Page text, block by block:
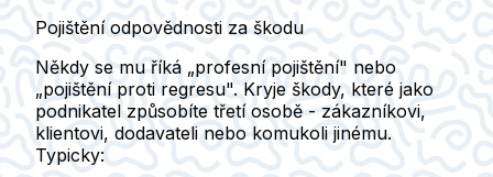
Pojištění odpovědnosti za škodu
Někdy se mu říká „profesní pojištění" nebo
„pojištění proti regresu". Kryje škody, které jako
podnikatel způsobíte třetí osobě - zákazníkovi,
klientovi, dodavateli nebo komukoli jinému.
Typicky: